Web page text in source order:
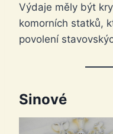
Výdaje měly být
komorních statků,
povolení
Sinové